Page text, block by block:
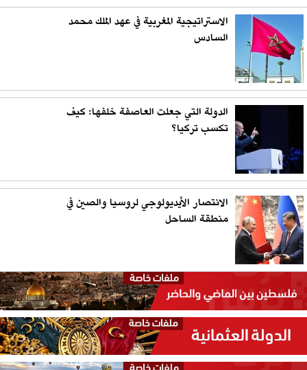
الاستراتيجية المغربية في عهد الملك محمد
السادس
الدولة التي جعلت العاصفة خلفها: كيف
تكسب تركيا؟
الانتصار الأيديولوجي لروسيا والصين في
منطقة الساحل